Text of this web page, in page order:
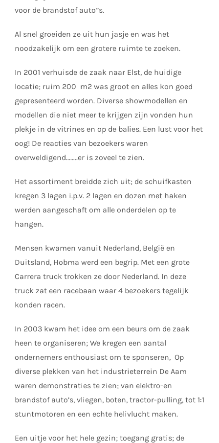
voor de brandstof auto”s.
Al snel groeiden ze uit hun jasje en was het
noodzakelijk om een grotere ruimte te zoeken.
In 2001 verhuisde de zaak naar Elst, de huidige
locatie; ruim 200 m2 was groot en alles kon goed
gepresenteerd worden. Diverse showmodellen en
modellen die niet meer te krijgen zijn vonden hun
plekje in de vitrines en op de balies. Een lust voor het
oog! De reacties van bezoekers waren
overweldigend……..er is zoveel te zien.
Het assortiment breidde zich uit; de schuifkasten
kregen 3 lagen i.p.v. 2 lagen en dozen met haken
werden aangeschaft om alle onderdelen op te
hangen.
Mensen kwamen vanuit Nederland, België en
Duitsland, Hobma werd een begrip. Met een grote
Carrera truck trokken ze door Nederland. In deze
truck zat een racebaan waar 4 bezoekers tegelijk
konden racen.
In 2003 kwam het idee om een beurs om de zaak
heen te organiseren; We kregen een aantal
ondernemers enthousiast om te sponseren, Op
diverse plekken van het industrieterrein De Aam
waren demonstraties te zien; van elektro-en
brandstof auto’s, vliegen, boten, tractor-pulling, tot 1:1
stuntmotoren en een echte helivlucht maken.
Een uitje voor het hele gezin; toegang gratis; de